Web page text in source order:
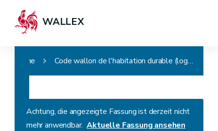
WALLEX
Home Code wallon de l'habitation durable (logement)
Achtung, die angezeigte Fassung ist derzeit nicht
mehr anwendbar. Aktuelle Fassung ansehen